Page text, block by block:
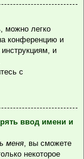
можно легко
конференцию и
и
с
ввод имени и
меня , вы сможете
некоторое